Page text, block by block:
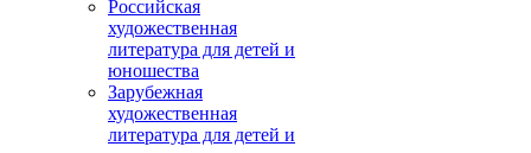
Российская
художественная
литература для детей и
юношества
Зарубежная
художественная
литература для детей и